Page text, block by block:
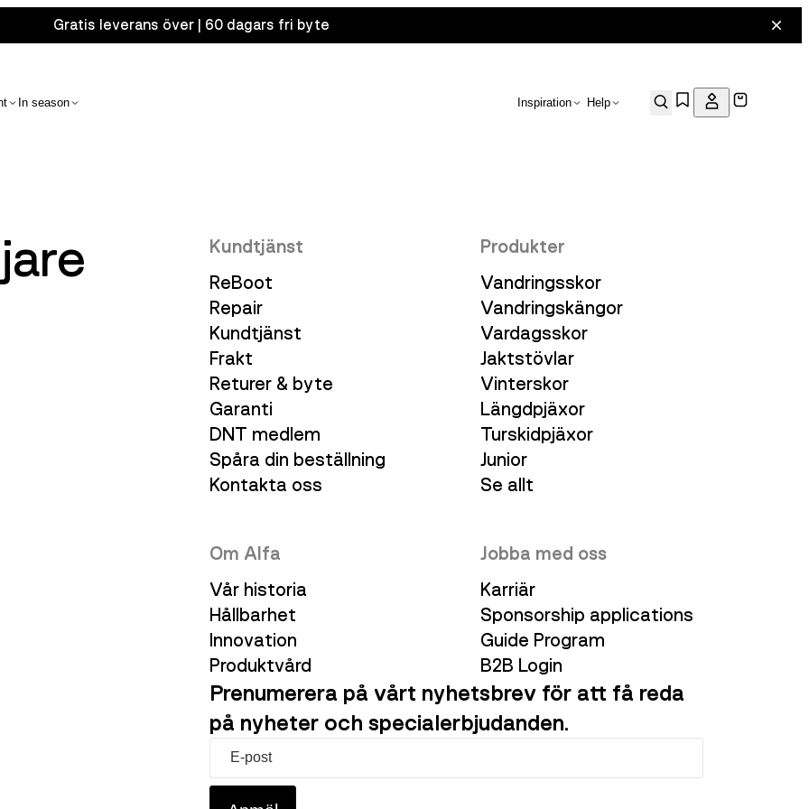
Gratis leverans över | 60 dagars fri byte
In season Inspiration Help
Kundtjänst
ReBoot
Repair
Kundtjänst
Frakt
Returer & byte
Garanti
DNT medlem
Spåra din beställning
Kontakta oss
Produkter
Vandringsskor
Vandringskängor
Vardagsskor
Jaktstövlar
Vinterskor
Längdpjäxor
Turskidpjäxor
Junior
Se allt
Om Alfa
Vår historia
Hållbarhet
Innovation
Produktvård
Jobba med oss
Karriär
Sponsorship applications
Guide Program
B2B Login
Prenumerera på vårt nyhetsbrev för att få reda
på nyheter och specialerbjudanden.